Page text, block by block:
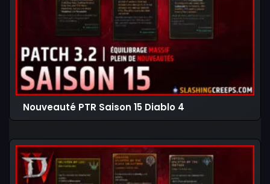
Nouveauté PTR Saison 15 Diablo 4